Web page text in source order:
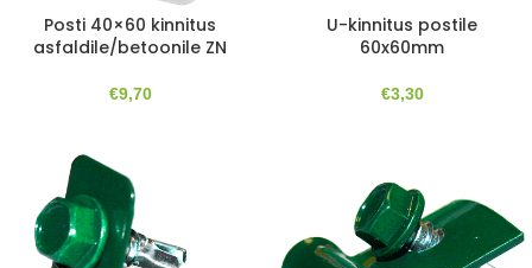
Posti 40×60 kinnitus
asfaldile/betoonile ZN
€9,70
U-kinnitus postile
60x60mm
€3,30